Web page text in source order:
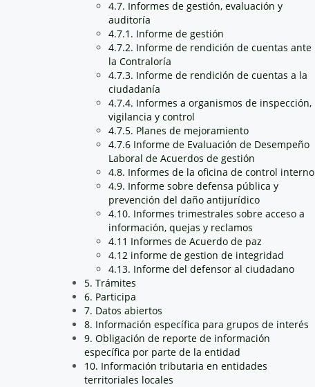
4.7. Informes de gestión, evaluación y
auditoría
4.7.1. Informe de gestión
4.7.2. Informe de rendición de cuentas ante
la Contraloría
4.7.3. Informe de rendición de cuentas a la
ciudadanía
4.7.4. Informes a organismos de inspección,
vigilancia y control
4.7.5. Planes de mejoramiento
4.7.6 Informe de Evaluación de Desempeño
Laboral de Acuerdos de gestión
4.8. Informes de la oficina de control interno
4.9. Informe sobre defensa pública y
prevención del daño antijurídico
4.10. Informes trimestrales sobre acceso a
información, quejas y reclamos
4.11 Informes de Acuerdo de paz
4.12 informe de gestion de integridad
4.13. Informe del defensor al ciudadano
5. Trámites
6. Participa
7. Datos abiertos
8. Información específica para grupos de interés
9. Obligación de reporte de información
específica por parte de la entidad
10. Información tributaria en entidades
territoriales locales